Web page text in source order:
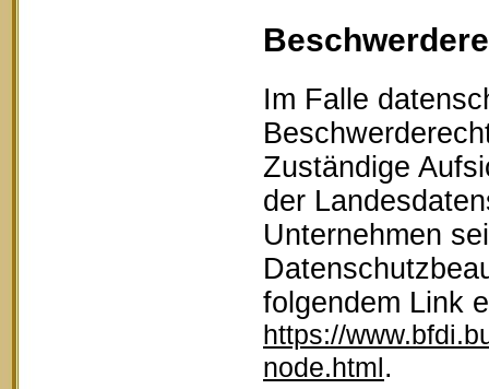
Im Falle
Zuständige
der
Unternehmen
folgendem Link
https://
node.html.